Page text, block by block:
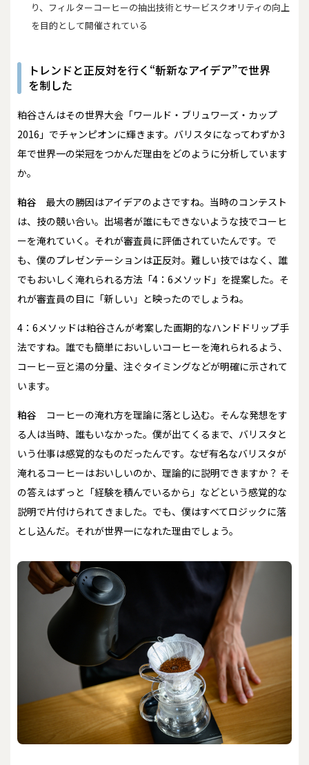
り、フィルターコーヒーの抽出技術とサービスクオリティの向上
を目的として開催されている
トレンドと正反対を行く“斬新なアイデア”で世界
を制した
――粕谷さんはその世界大会「ワールド・ブリュワーズ・カップ
2016」でチャンピオンに輝きます。バリスタになってわずか3
年で世界一の栄冠をつかんだ理由をどのように分析しています
か。
粕谷
最大の勝因はアイデアのよさですね。当時のコンテスト
は、技の競い合い。出場者が誰にもできないような技でコーヒ
ーを淹れていく。それが審査員に評価されていたんです。で
も、僕のプレゼンテーションは正反対。難しい技ではなく、誰
でもおいしく淹れられる方法「4：6メソッド」を提案した。そ
れが審査員の目に「新しい」と映ったのでしょうね。
――4：6メソッドは粕谷さんが考案した画期的なハンドドリップ手
法ですね。誰でも簡単においしいコーヒーを淹れられるよう、
コーヒー豆と湯の分量、注ぐタイミングなどが明確に示されて
います。
粕谷
コーヒーの淹れ方を理論に落とし込む。そんな発想をす
る人は当時、誰もいなかった。僕が出てくるまで、バリスタと
いう仕事は感覚的なものだったんです。なぜ有名なバリスタが
淹れるコーヒーはおいしいのか、理論的に説明できますか？ そ
の答えはずっと「経験を積んでいるから」などという感覚的な
説明で片付けられてきました。でも、僕はすべてロジックに落
とし込んだ。それが世界一になれた理由でしょう。